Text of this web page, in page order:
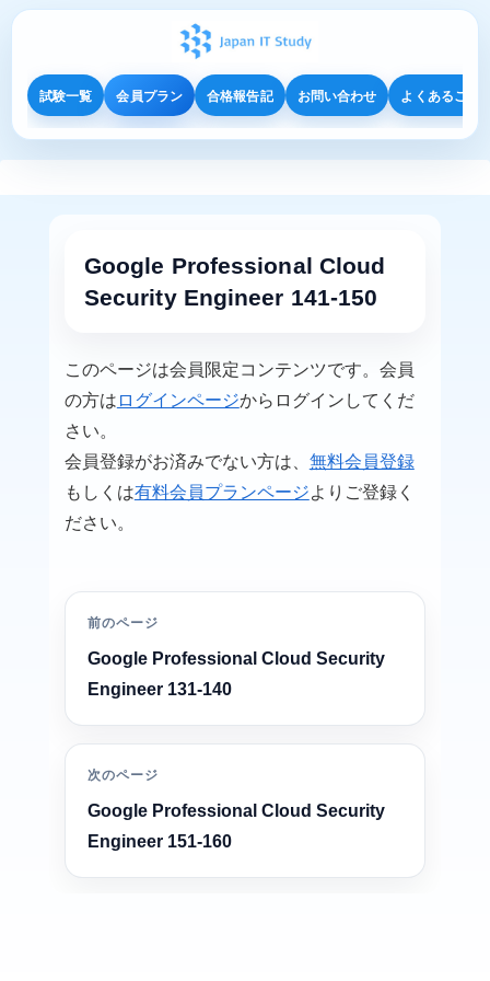
試験一覧 会員プラン 合格報告記 お問い合わせ よくあるご質
Google Professional Cloud
Security Engineer 141-150
このページは会員限定コンテンツです。会員
の方は ログインページからログインしてくだ
さい。
会員登録がお済みでない方は、 無料会員登録
もしくは有料会員プランページよりご登録く
ださい。
前のページ
Google Professional Cloud Security
Engineer 131-140
次のページ
Google Professional Cloud Security
Engineer 151-160